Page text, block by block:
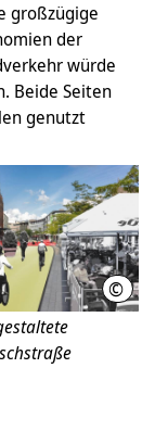
großzügige
der
würde
Beide Seiten
genutzt
© Ole